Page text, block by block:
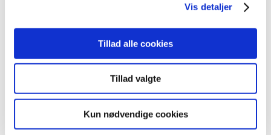
Vis detaljer
Tillad alle cookies
Tillad valgte
Kun nødvendige cookies
2019 (159)
2017 (167)